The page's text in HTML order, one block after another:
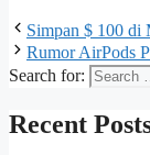
Simpan $ 100 di
Rumor AirPods
Search for:
Recent